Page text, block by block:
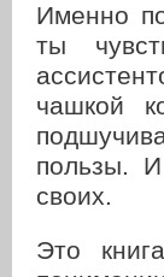
Именно
ты
чашкой
пользы.
своих.
Это